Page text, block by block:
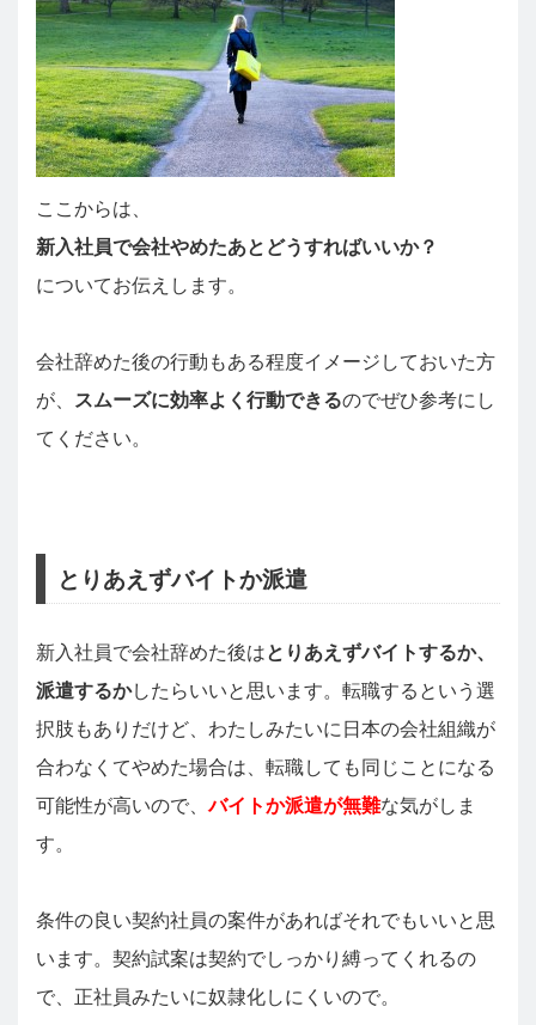
ここからは、
新入社員で会社やめたあとどうすればいいか？
についてお伝えします。
会社辞めた後の行動もある程度イメージしておいた方
が、
スムーズに効率よく行動できるのでぜひ参考にし
てください。
とりあえずバイトか派遣
新入社員で会社辞めた後はとりあえずバイトするか、
派遣するかしたらいいと思います。転職するという選
択肢もありだけど、わたしみたいに日本の会社組織が
合わなくてやめた場合は、転職しても同じことになる
可能性が高いので、バイトか派遣が無難な気がしま
す。
条件の良い契約社員の案件があればそれでもいいと思
います。契約試案は契約でしっかり縛ってくれるの
で、正社員みたいに奴隷化しにくいので。